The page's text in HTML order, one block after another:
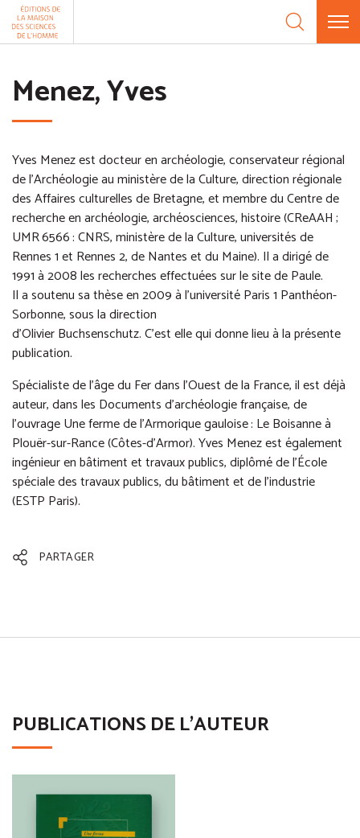
Aller au contenu
Menez, Yves
Yves Menez est docteur en archéologie, conservateur régional
de l'Archéologie au ministère de la Culture, direction régionale
des Affaires culturelles de Bretagne, et membre du Centre de
recherche en archéologie, archéosciences, histoire (CReAAH ;
UMR 6566 : CNRS, ministère de la Culture, universités de
Rennes 1 et Rennes 2, de Nantes et du Maine). Il a dirigé de
1991 à 2008 les recherches effectuées sur le site de Paule.
Il a soutenu sa thèse en 2009 à l'université Paris 1 Panthéon-
Sorbonne, sous la direction
d’Olivier Buchsenschutz. C’est elle qui donne lieu à la présente
publication.
Spécialiste de l’âge du Fer dans l’Ouest de la France, il est déjà
auteur, dans les Documents d’archéologie française, de
l’ouvrage Une ferme de l’Armorique gauloise : Le Boisanne à
Plouër-sur-Rance (Côtes-d’Armor). Yves Menez est également
ingénieur en bâtiment et travaux publics, diplômé de l’École
spéciale des travaux publics, du bâtiment et de l’industrie
(ESTP Paris).
PARTAGER
PUBLICATIONS DE L'AUTEUR
Panneau de gestion des cookies